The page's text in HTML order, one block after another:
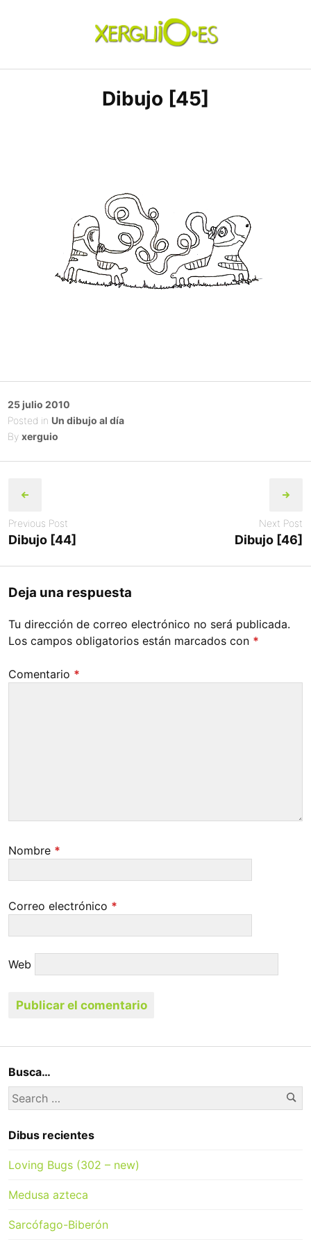
xerguio.ES | ilustración
Dibujo [45]
Posted
on
25 julio 2010
Posted in Un dibujo al día
By xerguio
navigation
Previous Post
Dibujo [44]
Next Post
Dibujo [46]
Deja una respuesta
Tu dirección de correo electrónico no será publicada.
Los campos obligatorios están marcados con *
Comentario *
Nombre *
Correo electrónico *
Web
Busca…
Search
for:
Dibus recientes
Loving Bugs (302 – new)
Medusa azteca
Sarcófago-Biberón